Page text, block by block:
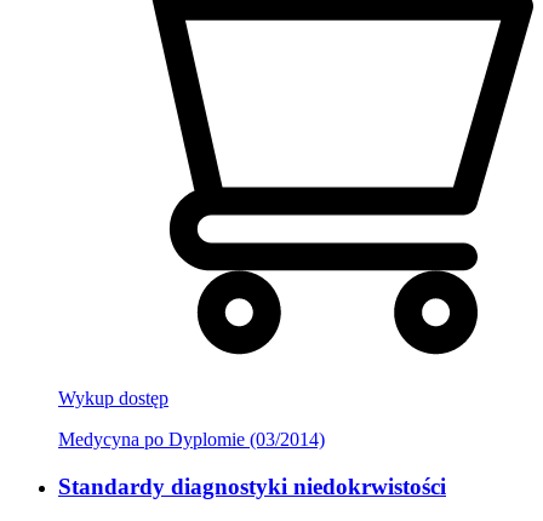
Wykup dostęp
Medycyna po Dyplomie (03/2014)
Standardy diagnostyki niedokrwistości